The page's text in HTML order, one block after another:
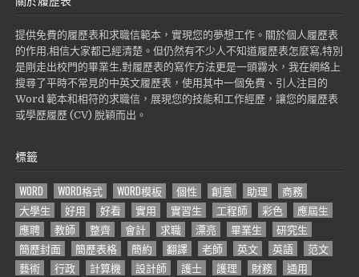
提供免費的履歷表和求職信範本，實現您的夢想工作。關於個人履歷表
的作用,相信大家都已經清楚。但仍然有不少人不知道履歷表怎麼寫,特別
是剛走出校門的畢業生,對履歷表的寫作方法更是一頭霧水，我在網絡上
搜尋了平時不常見的中英文履歷表，使用其中一個免費、引人注目的
Word 範本和相符的求職信，展現您的技能和工作經歷，讓您的履歷表
或學歷履歷 (CV) 脫穎而出。
標籤
WORD WORD格式 WORD模板 個性 創意 助理
商務
大學生
好用 好看 實用 實習生 工程師 彩色
應屆生
應聘
教師 整齊 會計 求職 漂亮 畢業生
研究生
簡歷封面
簡歷表格 簡約 翻譯 老師 英文 英語
范文
藝術
行政 計算機 設計師 護士 護理 財務
通用